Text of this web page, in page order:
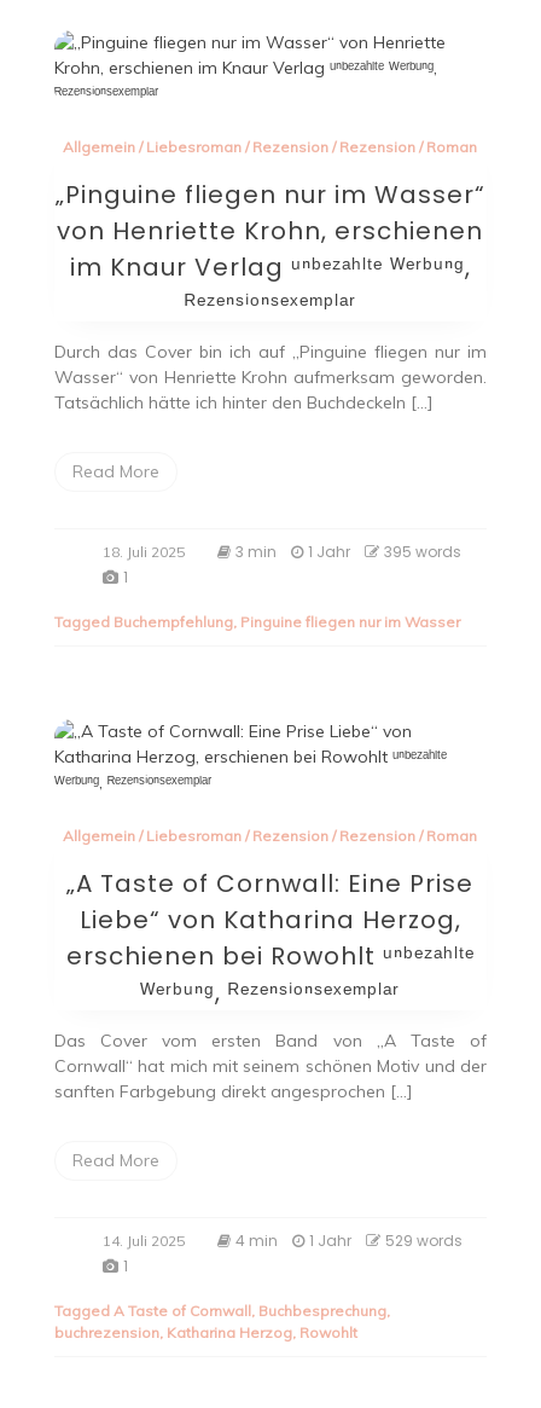
Allgemein / Liebesroman / Rezension / Rezension / Roman
„Pinguine fliegen nur im Wasser“
von Henriette Krohn, erschienen
im Knaur Verlag ᵘⁿᵇᵉᶻᵃʰˡᵗᵉ ᵂᵉʳᵇᵘⁿᵍ,
ᴿᵉᶻᵉⁿˢⁱᵒⁿˢᵉˣᵉᵐᵖˡᵃʳ
Durch das Cover bin ich auf „Pinguine fliegen nur im
Wasser“ von Henriette Krohn aufmerksam geworden.
Tatsächlich hätte ich hinter den Buchdeckeln […]
Read More
18. Juli 2025 3 min 1 Jahr
395 words
1
Tagged Buchempfehlung, Pinguine fliegen nur im Wasser
Allgemein / Liebesroman / Rezension / Rezension / Roman
„A Taste of Cornwall: Eine Prise
Liebe“ von Katharina Herzog,
erschienen bei Rowohlt ᵘⁿᵇᵉᶻᵃʰˡᵗᵉ
ᵂᵉʳᵇᵘⁿᵍ, ᴿᵉᶻᵉⁿˢⁱᵒⁿˢᵉˣᵉᵐᵖˡᵃʳ
Das Cover vom ersten Band von „A Taste of
Cornwall“ hat mich mit seinem schönen Motiv und der
sanften Farbgebung direkt angesprochen […]
Read More
14. Juli 2025 4 min 1 Jahr
529 words
1
Tagged A Taste of Cornwall, Buchbesprechung,
buchrezension, Katharina Herzog, Rowohlt